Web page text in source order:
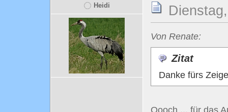
Heidi
Von Renate:
Zitat
Danke fürs